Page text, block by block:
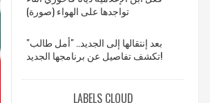
تواجدها على الهواء (صورة)
بعد إنتقالها إلى الجديد.. "أمل طالب"
تكشف تفاصيل عن برنامجها الجديد!
LABELS CLOUD